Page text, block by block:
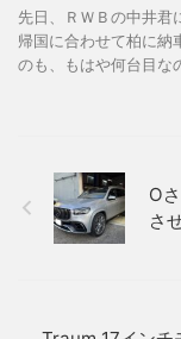
先日、ＲＷＢの中井君
帰国に合わせて柏に
のも、もはや何台目な
O
さ